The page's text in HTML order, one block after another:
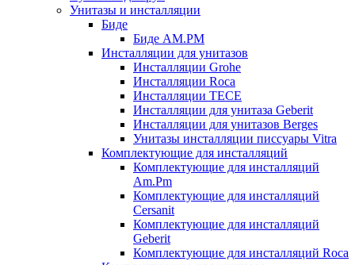
Унитазы и инсталляции
Биде
Биде AM.PM
Инсталляции для унитазов
Инсталляции Grohe
Инсталляции Roca
Инсталляции TECE
Инсталляции для унитаза Geberit
Инсталляции для унитазов Berges
Унитазы инсталляции писсуары Vitra
Комплектующие для инсталляций
Комплектующие для инсталляций
Am.Pm
Комплектующие для инсталляций
Cersanit
Комплектующие для инсталляций
Geberit
Комплектующие для инсталляций Roca